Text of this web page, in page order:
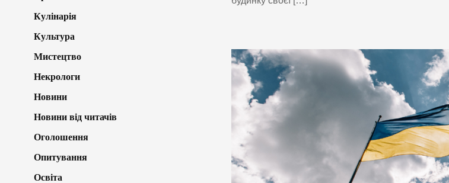
Кулінарія
Культура
Мистецтво
Некрологи
Новини
Новини від читачів
Оголошення
Опитування
Освіта